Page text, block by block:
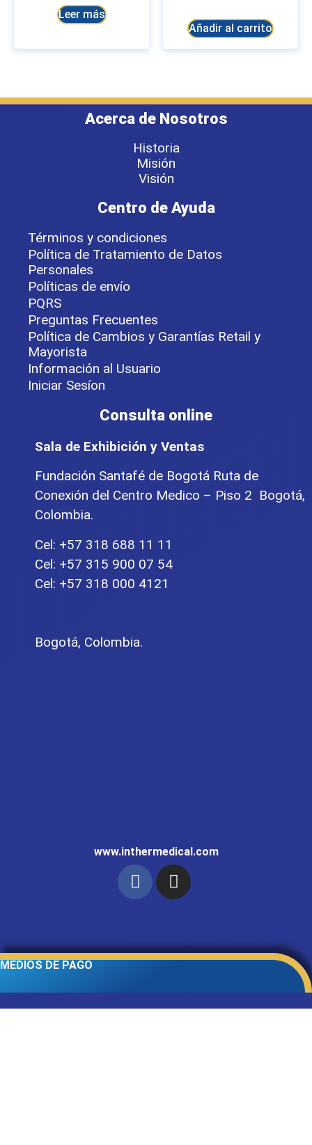
Leer más
Añadir al carrito
Acerca de Nosotros
Historia
Misión
Visión
Centro de Ayuda
Términos y condiciones
Política de Tratamiento de Datos
Personales
Políticas de envío
PQRS
Preguntas Frecuentes
Política de Cambios y Garantías Retail y
Mayorista
Información al Usuario
Iniciar Sesíon
Consulta online
Sala de Exhibición y Ventas
Fundación Santafé de Bogotá Ruta de
Conexión del Centro Medico – Piso 2 Bogotá,
Colombia.
Cel: +57 318 688 11 11
Cel: +57 315 900 07 54
Cel: +57 318 000 4121
Bogotá, Colombia.
MEDIOS DE PAGO
www.inthermedical.com